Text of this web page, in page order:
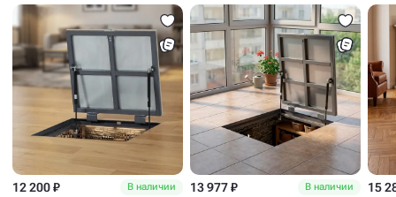
12 200 ₽ В наличии 13 977 ₽ В наличии 15